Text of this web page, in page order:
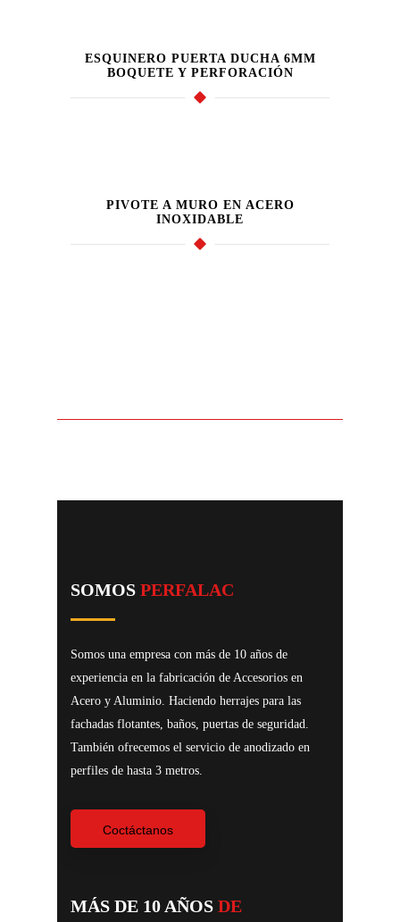
ESQUINERO PUERTA DUCHA 6MM
BOQUETE Y PERFORACIÓN
PIVOTE A MURO EN ACERO
INOXIDABLE
SOMOS PERFALAC
Somos una empresa con más de 10 años de
experiencia en la fabricación de Accesorios en
Acero y Aluminio. Haciendo herrajes para las
fachadas flotantes, baños, puertas de seguridad.
También ofrecemos el servicio de anodizado en
perfiles de hasta 3 metros.
Coctáctanos
MÁS DE 10 AÑOS DE